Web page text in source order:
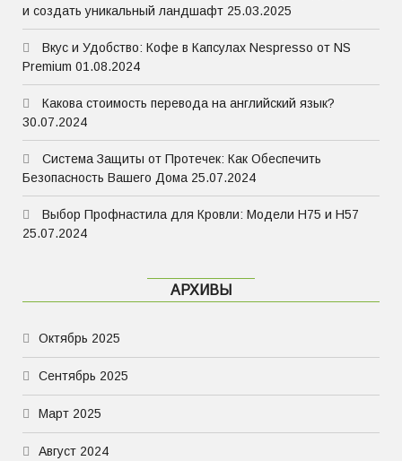
и создать уникальный ландшафт 25.03.2025
Вкус и Удобство: Кофе в Капсулах Nespresso от NS
Premium 01.08.2024
Какова стоимость перевода на английский язык?
30.07.2024
Система Защиты от Протечек: Как Обеспечить
Безопасность Вашего Дома 25.07.2024
Выбор Профнастила для Кровли: Модели Н75 и Н57
25.07.2024
АРХИВЫ
Октябрь 2025
Сентябрь 2025
Март 2025
Август 2024